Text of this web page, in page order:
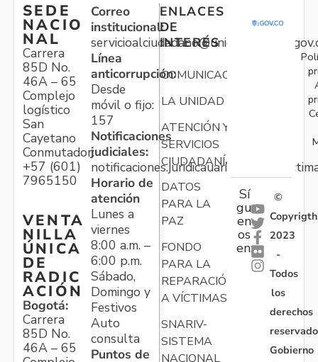
SEDE
NACIO
NAL
Carrera
85D No.
46A – 65
Complejo
logístico
San
Cayetano
Conmutador:
+57 (601)
7965150
VENTA
NILLA
ÚNICA
DE
RADIC
ACIÓN
Bogotá:
Carrera
85D No.
46A – 65
Correo
institucional:
Línea
anticorrupción:
Desde
móvil o fijo:
157
Notificaciones
judiciales:
Horario de
atención
Lunes a
viernes
8:00 a.m. –
6:00 p.m.
Sábado,
Domingo y
Festivos
Auto
consulta
Puntos de
ENLACES
DE
INTERÉS
COMUNICACIONES
LA UNIDAD
ATENCIÓN Y
SERVICIOS
CIUDADANÍA
DATOS
PARA LA
PAZ
FONDO
PARA LA
REPARACIÓN
A VÍCTIMAS
SNARIV-
SISTEMA
NACIONAL
Sí
gu
en
os
en:
©
Copyrigth
2023
-
Todos
los
derechos
Gobierno